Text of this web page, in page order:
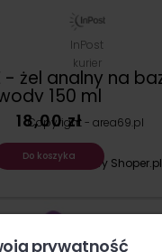
InPost
kurier
Copyright - area69.pl
Sklep internetowy Shoper.pl
prywatność